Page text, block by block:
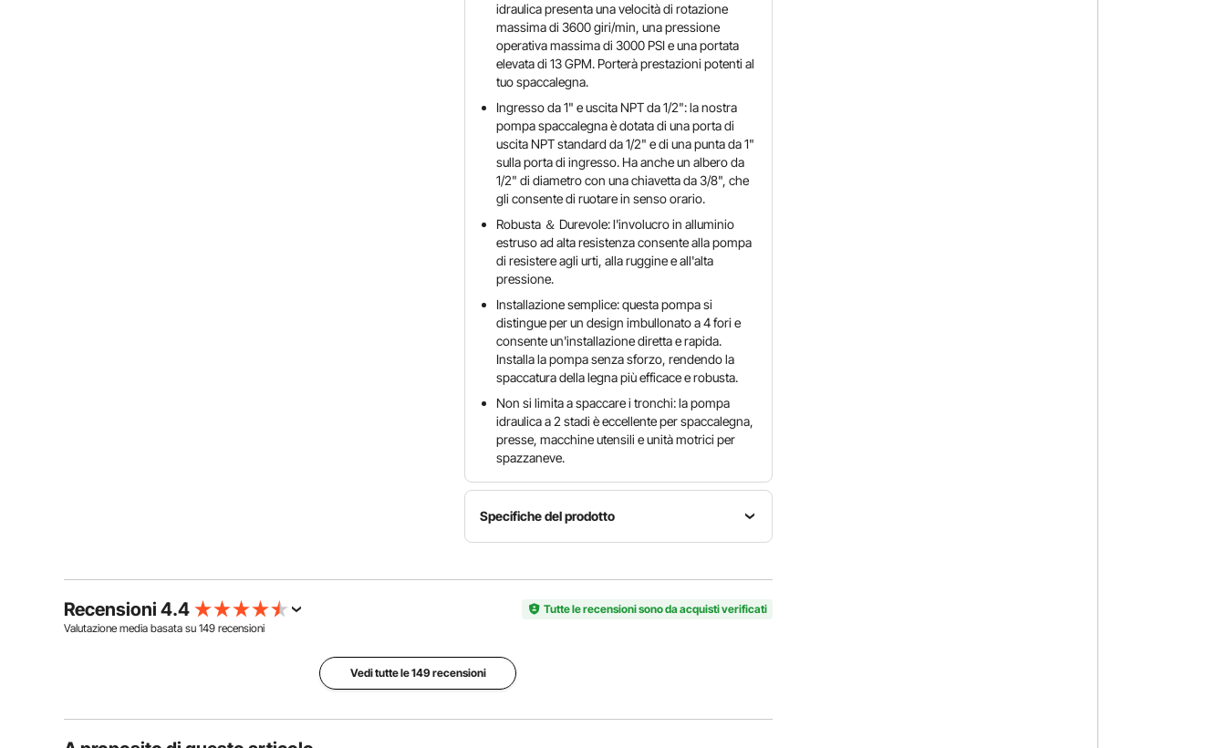
idraulica presenta una velocità di rotazione
massima di 3600 giri/min, una pressione
operativa massima di 3000 PSI e una portata
elevata di 13 GPM. Porterà prestazioni potenti al
tuo spaccalegna.
Ingresso da 1" e uscita NPT da 1/2": la nostra
pompa spaccalegna è dotata di una porta di
uscita NPT standard da 1/2" e di una punta da 1"
sulla porta di ingresso. Ha anche un albero da
1/2" di diametro con una chiavetta da 3/8", che
gli consente di ruotare in senso orario.
Robusta ＆ Durevole: l'involucro in alluminio
estruso ad alta resistenza consente alla pompa
di resistere agli urti, alla ruggine e all'alta
pressione.
Installazione semplice: questa pompa si
distingue per un design imbullonato a 4 fori e
consente un'installazione diretta e rapida.
Installa la pompa senza sforzo, rendendo la
spaccatura della legna più efficace e robusta.
Non si limita a spaccare i tronchi: la pompa
idraulica a 2 stadi è eccellente per spaccalegna,
presse, macchine utensili e unità motrici per
spazzaneve.
Specifiche del prodotto
POMPA
EGNA DA
Fasi
2
GPM
13
Costruzione
estruso
3600
Recensioni 4.4
Tutte le recensioni sono da acquisti verificati
Valutazione media basata su 149 recensioni
Vedi tutte le 149 recensioni